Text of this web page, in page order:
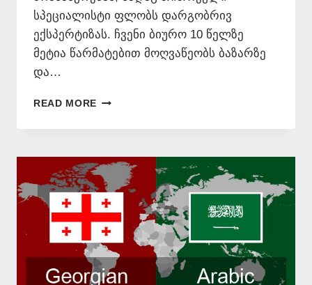
სპეციალისტი ფლობს დარგობრივ
ექსპერტიზას. ჩვენი ბიურო 10 წელზე
მეტია წარმატებით მოღვაწეობს ბაზარზე
და…
READ MORE ᲐᲠᲐᲑᲣᲚᲘ
ᲛᲪᲝᲓᲜᲔ
577
546
577